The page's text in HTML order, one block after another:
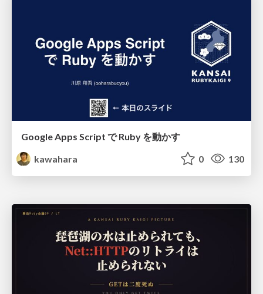
Google Apps Script で Ruby を動かす
kawahara
0 130